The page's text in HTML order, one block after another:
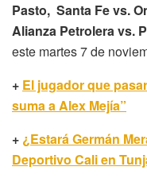
Pasto, Santa Fe vs.
Alianza Petrolera vs.
este martes 7 de
+ El jugador que
suma a Alex Mejía”
+ ¿Estará Germán
Deportivo Cali en